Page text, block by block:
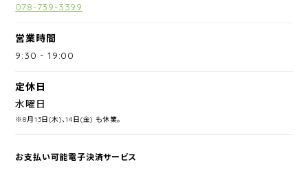
078-739-3399
営業時間
9:30 -19:00
定休日
水曜日
※8月13日(木)、14日(金) も休業。
お支払い可能電子決済サービス